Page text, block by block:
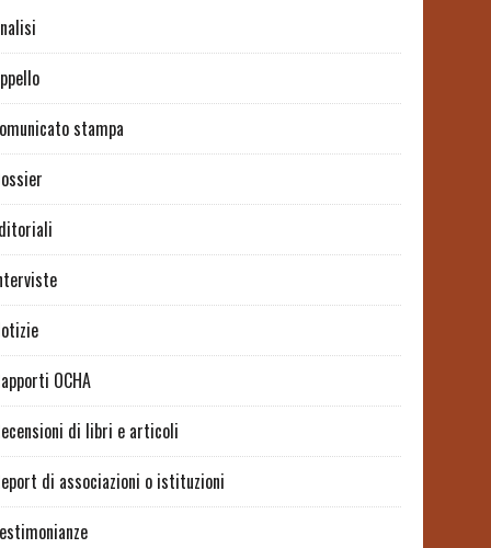
stampa
OCHA
di libri e articoli
di associazioni o istituzioni